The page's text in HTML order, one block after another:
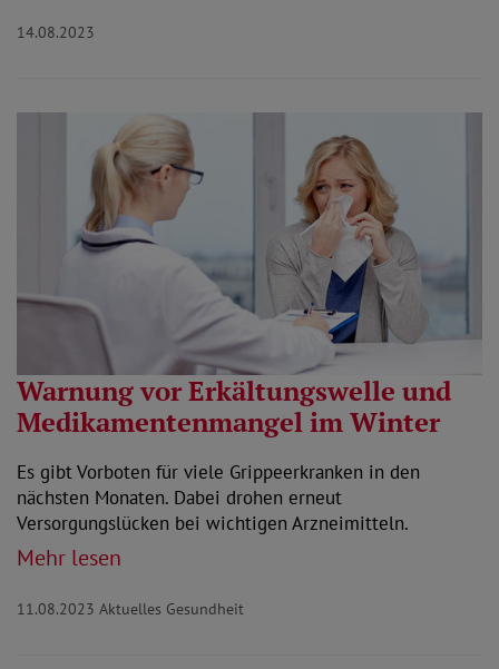
14.08.2023
Warnung vor Erkältungswelle und
Medikamentenmangel im Winter
Es gibt Vorboten für viele Grippeerkranken in den
nächsten Monaten. Dabei drohen erneut
Versorgungslücken bei wichtigen Arzneimitteln.
Mehr lesen
11.08.2023 Aktuelles Gesundheit